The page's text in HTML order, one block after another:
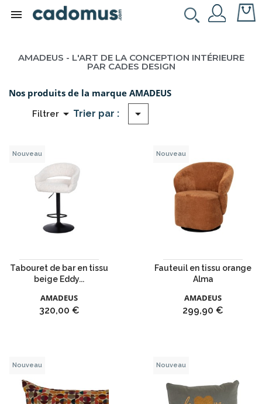

AMADEUS - L'ART DE LA CONCEPTION INTÉRIEURE
PAR CADES DESIGN
Nos produits de la marque AMADEUS
Filtrer Trier par : 
Tabouret de bar en tissu
beige Eddy...
AMADEUS
Prix
320,00 €
Nouveau
Fauteuil en tissu orange
Alma
AMADEUS
Prix
299,90 €
Nouveau
Nouveau Nouveau